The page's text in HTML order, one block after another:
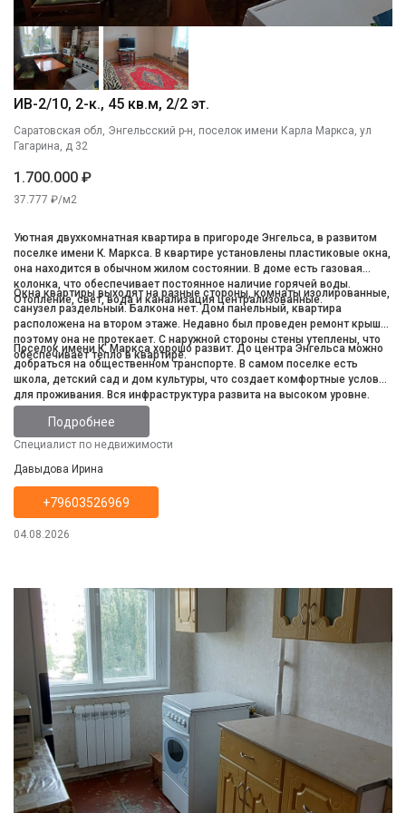
ИВ-2/10, 2-к., 45 кв.м, 2/2 эт.
Саратовская обл, Энгельсский р-н, поселок имени Карла Маркса, ул
Гагарина, д 32
1.700.000 ₽
37.777 ₽/м2
Уютная двухкомнатная квартира в пригороде Энгельса, в развитом
поселке имени К. Маркса. В квартире установлены пластиковые окна,
она находится в обычном жилом состоянии. В доме есть газовая
колонка, что обеспечивает постоянное наличие горячей воды.
Отопление, свет, вода и канализация централизованные.
Окна квартиры выходят на разные стороны, комнаты изолированные,
санузел раздельный. Балкона нет. Дом панельный, квартира
расположена на втором этаже. Недавно был проведен ремонт крыши,
поэтому она не протекает. С наружной стороны стены утеплены, что
обеспечивает тепло в квартире.
Поселок имени К. Маркса хорошо развит. До центра Энгельса можно
добраться на общественном транспорте. В самом поселке есть
школа, детский сад и дом культуры, что создает комфортные условия
для проживания. Вся инфраструктура развита на высоком уровне.
Подробнее
Специалист по недвижимости
Давыдова Ирина
+79603526969
04.08.2026